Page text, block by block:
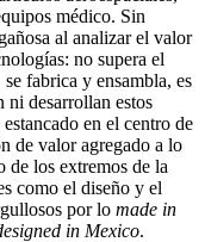
médico. Sin
al analizar el valor
no supera el
fabrica y ensambla, es
ni desarrollan estos
en el centro de
de valor agregado a lo
de los extremos de la
como el diseño y el
por lo made in
in Mexico.